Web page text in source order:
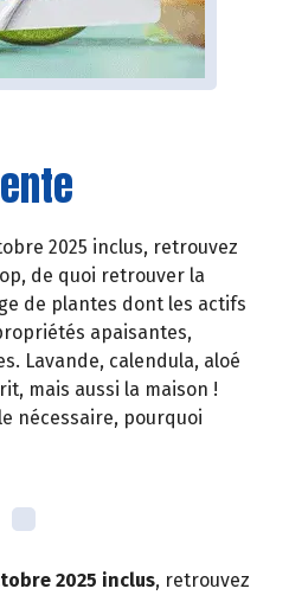
2025 inclus, retrouvez
de quoi retrouver la
de plantes dont les actifs
apaisantes,
Lavande, calendula, aloé
mais aussi la maison !
nécessaire, pourquoi
2025 inclus, retrouvez